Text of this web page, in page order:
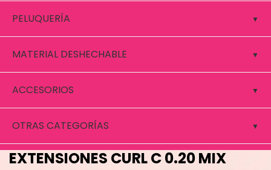
PELUQUERÍA
MATERIAL DESHECHABLE
ACCESORIOS
OTRAS CATEGORÍAS
EXTENSIONES CURL C 0.20 MIX